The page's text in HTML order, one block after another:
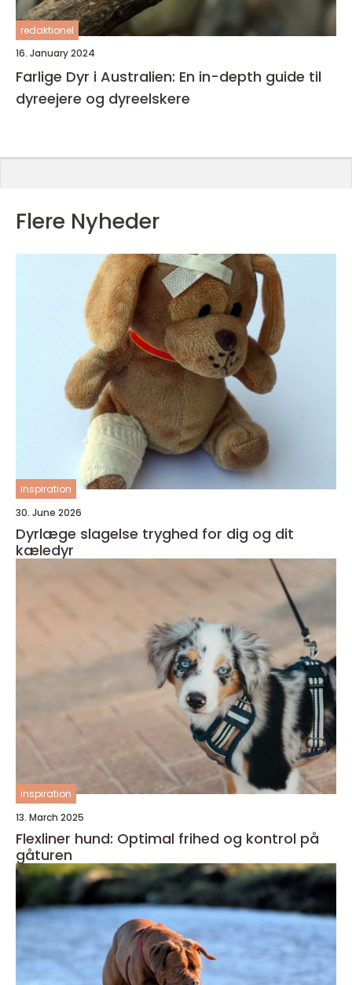
redaktionel
16. January 2024
Farlige Dyr i Australien: En in-depth guide til
dyreejere og dyreelskere
Flere Nyheder
inspiration
30. June 2026
Dyrlæge slagelse tryghed for dig og dit
kæledyr
inspiration
13. March 2025
Flexliner hund: Optimal frihed og kontrol på
gåturen